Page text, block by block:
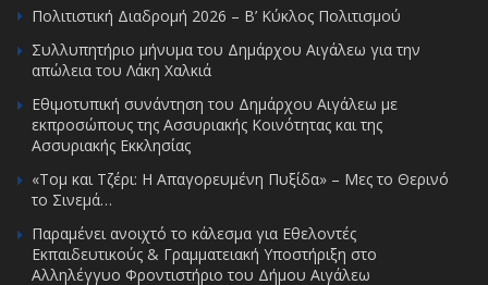
Πολιτιστική Διαδρομή 2026 – Β’ Κύκλος Πολιτισμού
Συλλυπητήριο μήνυμα του Δημάρχου Αιγάλεω για την
απώλεια του Λάκη Χαλκιά
Εθιμοτυπική συνάντηση του Δημάρχου Αιγάλεω με
εκπροσώπους της Ασσυριακής Κοινότητας και της
Ασσυριακής Εκκλησίας
«Τομ και Τζέρι: Η Απαγορευμένη Πυξίδα» – Μες το Θερινό
το Σινεμά…
Παραμένει ανοιχτό το κάλεσμα για Εθελοντές
Εκπαιδευτικούς & Γραμματειακή Υποστήριξη στο
Αλληλέγγυο Φροντιστήριο του Δήμου Αιγάλεω